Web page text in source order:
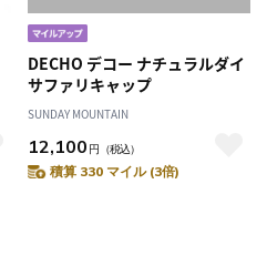
DECHO デコー ナチュラルダイ
サファリキャップ
SUNDAY MOUNTAIN
12,100 円 （税込）
積算 330 マイル (3倍)